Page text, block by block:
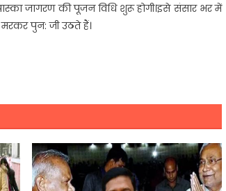
जागरण की पूजन विधि शुरू होगी।इसे संसार भर में
मरकर पुन: जी उठते हैं।